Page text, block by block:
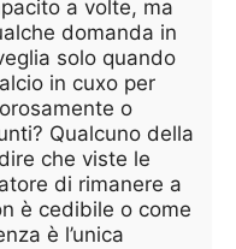
a volte, ma
domanda in
solo quando
in cuxo per
o
Qualcuno della
che viste le
di rimanere a
è cedibile o come
è l’unica